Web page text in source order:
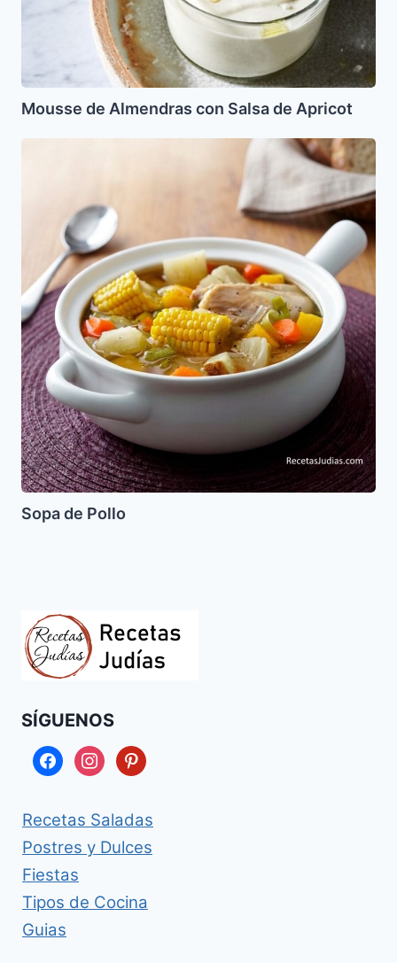
Mousse de Almendras con Salsa de Apricot
Sopa de Pollo
SÍGUENOS
facebookinstagrampinterest
Recetas Saladas
Postres y Dulces
Fiestas
Tipos de Cocina
Guias